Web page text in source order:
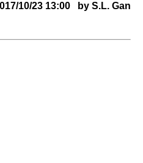
10/23 13:00 by S.L. Gan